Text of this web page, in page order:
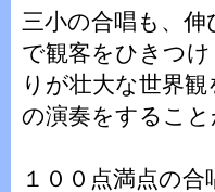
三小の合唱も、
で観客をひきつ
りが壮大な世界
の演奏をするこ
１００点満点の